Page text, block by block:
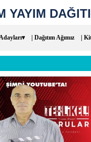
YAYIM
| Dağıtım Ağımız |